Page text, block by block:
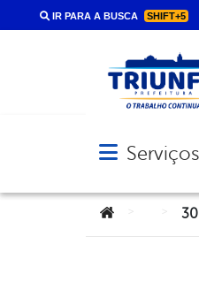
IR PARA A BUSCA SHIFT+5
Abrir menu
Você está aqui:
30